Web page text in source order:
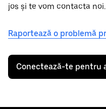
jos și te vom contacta noi.
Raportează o problemă
Conectează-te pentru